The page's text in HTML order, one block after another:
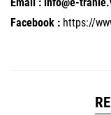
Facebook : https://